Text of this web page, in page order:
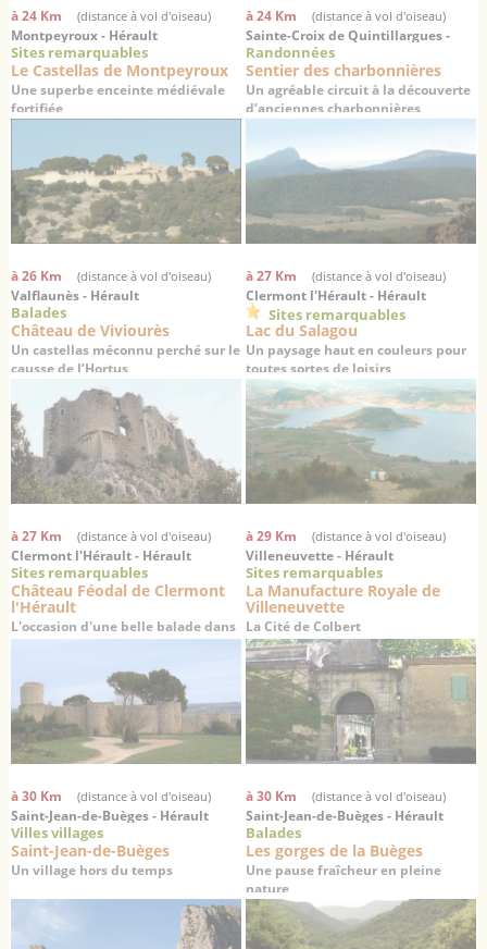
à 24 Km (distance à vol d'oiseau)
Montpeyroux - Hérault
Sites remarquables
Le Castellas de Montpeyroux
Une superbe enceinte médiévale
fortifiée
à 24 Km (distance à vol d'oiseau)
Sainte-Croix de Quintillargues -
Hérault
Randonnées
Sentier des charbonnières
Un agréable circuit à la découverte
d’anciennes charbonnières
à 26 Km (distance à vol d'oiseau)
Valflaunès - Hérault
Balades
Château de Viviourès
Un castellas méconnu perché sur le
causse de l’Hortus
à 27 Km (distance à vol d'oiseau)
Clermont l'Hérault - Hérault
Sites remarquables
Lac du Salagou
Un paysage haut en couleurs pour
toutes sortes de loisirs
à 27 Km (distance à vol d'oiseau)
Clermont l'Hérault - Hérault
Sites remarquables
Château Féodal de Clermont
l'Hérault
L'occasion d'une belle balade dans
la vallée de l'Hérault
à 29 Km (distance à vol d'oiseau)
Villeneuvette - Hérault
Sites remarquables
La Manufacture Royale de
Villeneuvette
La Cité de Colbert
à 30 Km (distance à vol d'oiseau)
Saint-Jean-de-Buèges - Hérault
Villes villages
Saint-Jean-de-Buèges
Un village hors du temps
à 30 Km (distance à vol d'oiseau)
Saint-Jean-de-Buèges - Hérault
Balades
Les gorges de la Buèges
Une pause fraîcheur en pleine
nature